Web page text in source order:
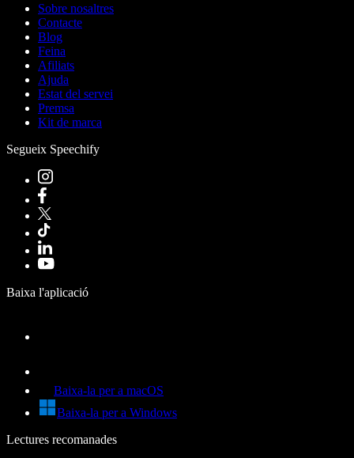
Sobre nosaltres
Contacte
Blog
Feina
Afiliats
Ajuda
Estat del servei
Premsa
Kit de marca
Segueix Speechify
Baixa l'aplicació
Baixa-la per a macOS
Baixa-la per a Windows
Lectures recomanades